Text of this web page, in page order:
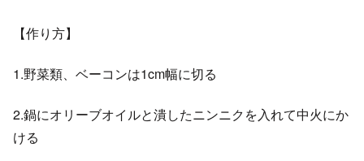
【作り方】
1.野菜類、ベーコンは1cm幅に切る
2.鍋にオリーブオイルと潰したニンニクを入れて中火にか
ける